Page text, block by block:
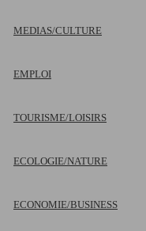
MEDIAS/CULTURE
EMPLOI
TOURISME/LOISIRS
ECOLOGIE/NATURE
ECONOMIE/BUSINESS